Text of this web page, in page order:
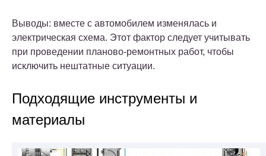
Выводы: вместе с автомобилем изменялась и
электрическая схема. Этот фактор следует учитывать
при проведении планово-ремонтных работ, чтобы
исключить нештатные ситуации.
Подходящие инструменты и
материалы